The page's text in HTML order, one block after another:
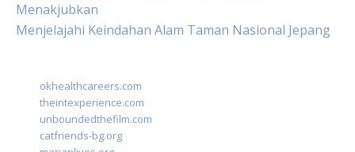
Menakjubkan
Menjelajahi Keindahan Alam Taman Nasional Jepang
okhealthcareers.com
theintexperience.com
unboundedthefilm.com
catfriends-bg.org